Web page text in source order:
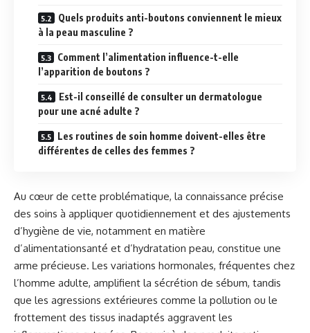
Quels produits anti-boutons conviennent le mieux
à la peau masculine ?
Comment l’alimentation influence-t-elle
l’apparition de boutons ?
Est-il conseillé de consulter un dermatologue
pour une acné adulte ?
Les routines de soin homme doivent-elles être
différentes de celles des femmes ?
Au cœur de cette problématique, la connaissance précise
des soins à appliquer quotidiennement et des ajustements
d’hygiène de vie, notamment en matière
d’alimentationsanté et d’hydratation peau, constitue une
arme précieuse. Les variations hormonales, fréquentes chez
l’homme adulte, amplifient la sécrétion de sébum, tandis
que les agressions extérieures comme la pollution ou le
frottement des tissus inadaptés aggravent les